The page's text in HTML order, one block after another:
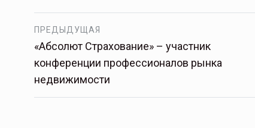
ПРЕДЫДУЩАЯ
«Абсолют Страхование» – участник
конференции профессионалов рынка
недвижимости